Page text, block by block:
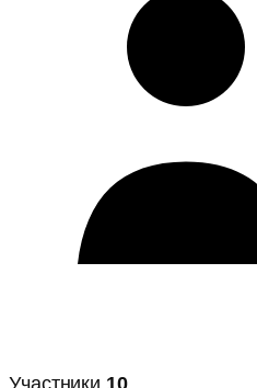
Участники 10